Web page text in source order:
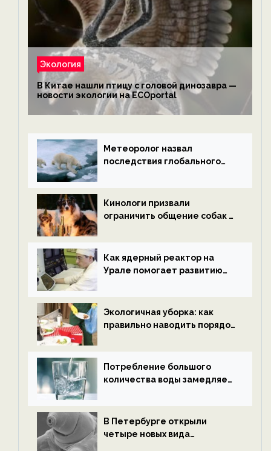
Экология
В Китае нашли птицу с головой динозавра —
новости экологии на ECOportal
Метеоролог назвал
последствия глобального
ECOportal
Кинологи призвали
ограничить общение собак с
ECOportal
Как ядерный реактор на
Урале помогает развитию
ECOportal
Экологичная уборка: как
правильно наводить порядок
Потребление большого
количества воды замедляет
В Петербурге открыли
четыре новых вида